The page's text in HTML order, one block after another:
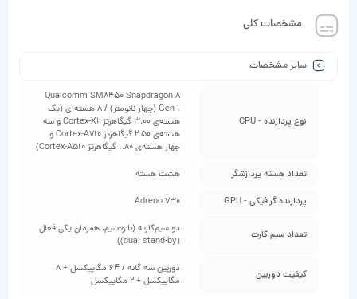
مشخصات کلی
سایر مشخصات
نوع پردازنده - CPU
Qualcomm SM8450 Snapdragon 8
Gen 1 (چهار نانومتر) / 8 هسته‌ای (یک
هسته‌ی 3.00 گیگاهرتز Cortex-X2 و سه
هسته‌ی 2.50 گیگاهرتز Cortex-A710 و
چهار هسته‌ی 1.80 گیگاهرتز Cortex-A510)
تعداد هسته پردازشگر هشت هسته
پردازنده گرافیکی - GPU Adreno 730
تعداد سیم کارت
دو سیم‌کارته (نانو-سیم، همزمان یکی فعال
(dual stand-by))
کیفیت دوربین
دوربین سه گانه / 64 مگاپیکسل + 8
مگاپیکسل + 2 مگاپیکسل